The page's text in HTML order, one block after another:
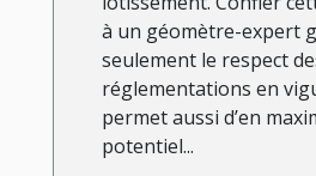
à un géomètre-expert
seulement le respect
réglementations en
permet aussi d’en
potentiel...